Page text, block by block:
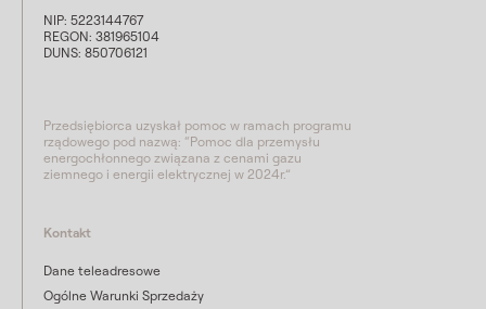
NIP: 5223144767
REGON: 381965104
DUNS: 850706121
Przedsiębiorca uzyskał pomoc w ramach programu
rządowego pod nazwą: “Pomoc dla przemysłu
energochłonnego związana z cenami gazu
ziemnego i energii elektrycznej w 2024r.”
Kontakt
Dane teleadresowe
Ogólne Warunki Sprzedaży